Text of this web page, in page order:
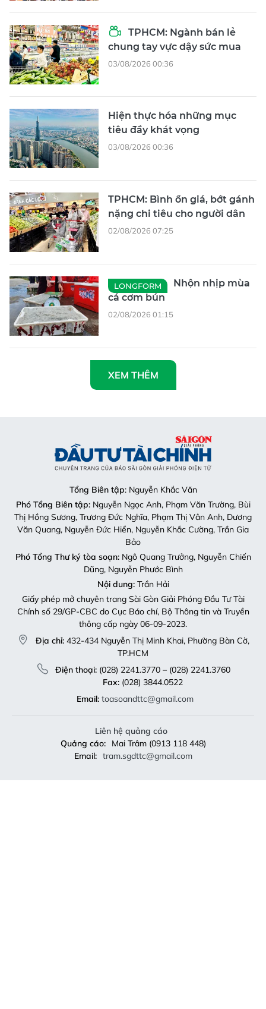
TPHCM: Ngành bán lẻ
chung tay vực dậy sức mua
03/08/2026 00:36
Hiện thực hóa những mục
tiêu đầy khát vọng
03/08/2026 00:36
TPHCM: Bình ổn giá, bớt gánh
nặng chi tiêu cho người dân
02/08/2026 07:25
LONGFORM
Nhộn nhịp mùa
cá cơm bún
02/08/2026 01:15
XEM THÊM
Tổng Biên tập: Nguyễn Khắc Văn
Phó Tổng Biên tập:Nguyễn Ngọc Anh, Phạm Văn Trường, Bùi
Thị Hồng Sương, Trương Đức Nghĩa, Phạm Thị Vân Anh, Dương
Văn Quang, Nguyễn Đức Hiển, Nguyễn Khắc Cường, Trần Gia
Bảo
Phó Tổng Thư ký tòa soạn:Ngô Quang Trưởng, Nguyễn Chiến
Dũng, Nguyễn Phước Bình
Nội dung:Trần Hải
Giấy phép mở chuyên trang Sài Gòn Giải Phóng Đầu Tư Tài
Chính số 29/GP-CBC do Cục Báo chí, Bộ Thông tin và Truyền
thông cấp ngày 06-09-2023.
Địa chỉ: 432-434 Nguyễn Thị Minh Khai, Phường Bàn Cờ,
TP.HCM
Điện thoại:(028) 2241.3770 – (028) 2241.3760
Fax:(028) 3844.0522
Email: toasoandttc@gmail.com
Liên hệ quảng cáo
Quảng cáo:
Mai Trâm (0913 118 448)
Email: tram.sgdttc@gmail.com